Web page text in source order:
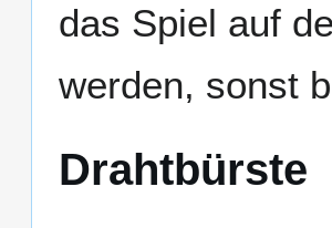
das Spiel auf
werden, sonst
Drahtbürste